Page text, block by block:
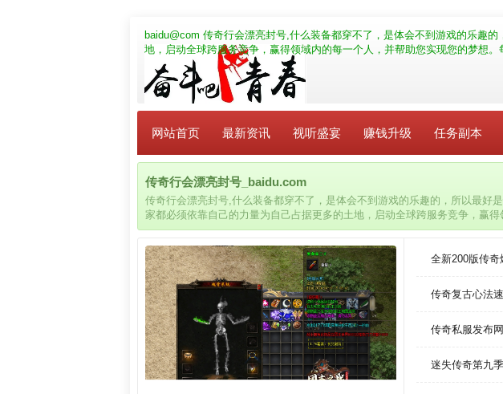
baidu@com 传奇行会漂亮封号,什么装备都穿不了，是体会不到游戏的乐趣
地，启动全球跨服务竞争，赢得领域内的每一个人，并帮助您实现您的梦想。
网站首页 最新资讯 视听盛宴 赚钱升级 任务副本
传奇行会漂亮封号_baidu.com
传奇行会漂亮封号,什么装备都穿不了，是体会不到游戏的乐趣的，所以最好
家都必须依靠自己的力量为自己占据更多的土地，启动全球跨服务竞争，赢
您的梦想。每场战斗让你爽，变态神装免费得等你来取。
全新200版传
传奇复古心法
传奇私服发布
迷失传奇第九